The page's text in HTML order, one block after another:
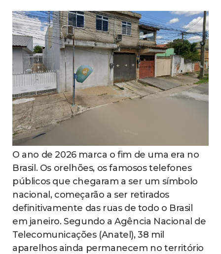
O ano de 2026 marca o fim de uma era no
Brasil. Os orelhões, os famosos telefones
públicos que chegaram a ser um símbolo
nacional, começarão a ser retirados
definitivamente das ruas de todo o Brasil
em janeiro. Segundo a Agência Nacional de
Telecomunicações (Anatel), 38 mil
aparelhos ainda permanecem no território